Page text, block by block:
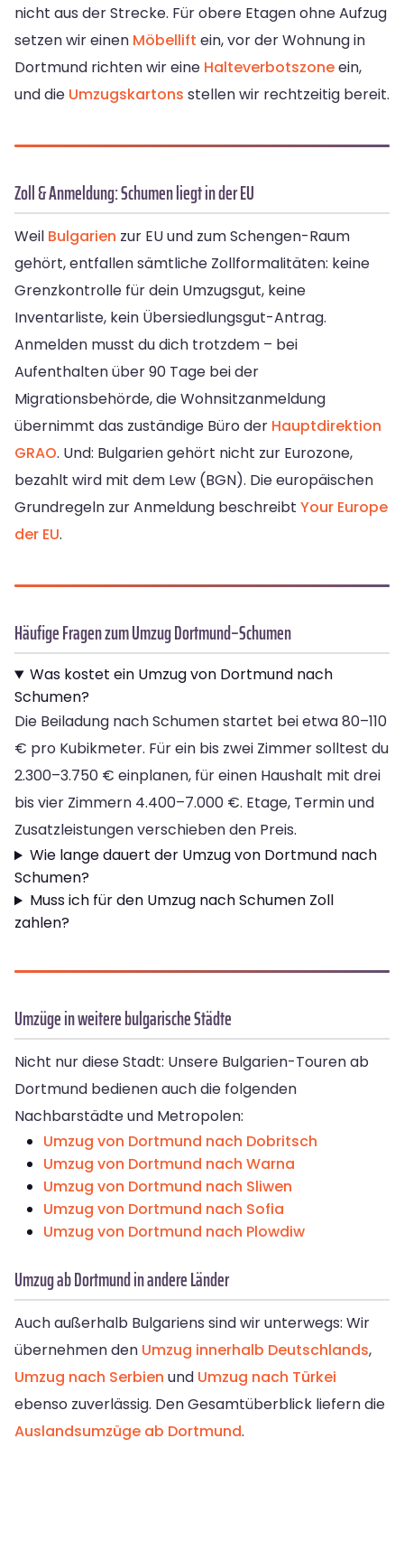
nicht aus der Strecke. Für obere Etagen ohne Aufzug
setzen wir einen Möbellift ein, vor der Wohnung in
Dortmund richten wir eine Halteverbotszoneein,
und die Umzugskartons stellen wir rechtzeitig bereit.
Zoll & Anmeldung: Schumen liegt in der EU
Weil Bulgarien zur EU und zum Schengen-Raum
gehört, entfallen sämtliche Zollformalitäten: keine
Grenzkontrolle für dein Umzugsgut, keine
Inventarliste, kein Übersiedlungsgut-Antrag.
Anmelden musst du dich trotzdem – bei
Aufenthalten über 90 Tage bei der
Migrationsbehörde, die Wohnsitzanmeldung
übernimmt das zuständige Büro der Hauptdirektion
GRAO. Und: Bulgarien gehört nicht zur Eurozone,
bezahlt wird mit dem Lew (BGN). Die europäischen
Grundregeln zur Anmeldung beschreibt Your Europe
der EU.
Häufige Fragen zum Umzug Dortmund–Schumen
Was kostet ein Umzug von Dortmund nach
Schumen?
Die Beiladung nach Schumen startet bei etwa 80–110
€ pro Kubikmeter. Für ein bis zwei Zimmer solltest du
2.300–3.750 € einplanen, für einen Haushalt mit drei
bis vier Zimmern 4.400–7.000 €. Etage, Termin und
Zusatzleistungen verschieben den Preis.
Wie lange dauert der Umzug von Dortmund nach
Schumen?
Muss ich für den Umzug nach Schumen Zoll
zahlen?
Umzüge in weitere bulgarische Städte
Nicht nur diese Stadt: Unsere Bulgarien-Touren ab
Dortmund bedienen auch die folgenden
Nachbarstädte und Metropolen:
Umzug von Dortmund nach Dobritsch
Umzug von Dortmund nach Warna
Umzug von Dortmund nach Sliwen
Umzug von Dortmund nach Sofia
Umzug von Dortmund nach Plowdiw
Umzug ab Dortmund in andere Länder
Auch außerhalb Bulgariens sind wir unterwegs: Wir
übernehmen den Umzug innerhalb Deutschlands,
Umzug nach Serbien und Umzug nach Türkei
ebenso zuverlässig. Den Gesamtüberblick liefern die
Auslandsumzüge ab Dortmund.